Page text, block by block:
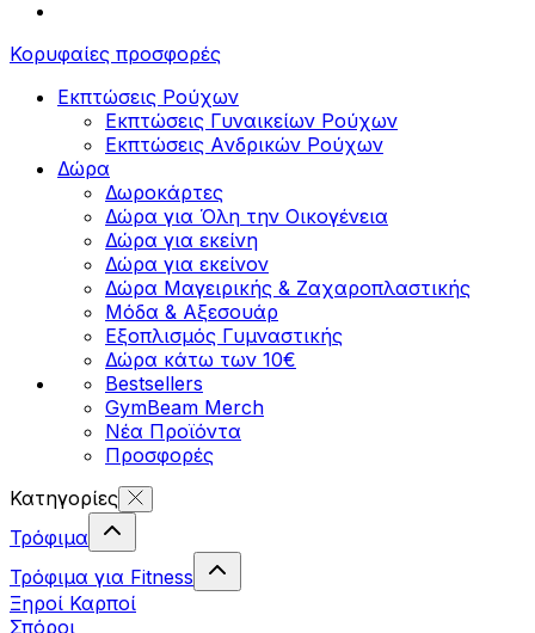
Κορυφαίες προσφορές
Εκπτώσεις Ρούχων
Εκπτώσεις Γυναικείων Ρούχων
Εκπτώσεις Aνδρικών Ρούχων
Δώρα
Δωροκάρτες
Δώρα για Όλη την Οικογένεια
Δώρα για εκείνη
Δώρα για εκείνον
Δώρα Μαγειρικής & Ζαχαροπλαστικής
Μόδα & Αξεσουάρ
Εξοπλισμός Γυμναστικής
Δώρα κάτω των 10€
Bestsellers
GymBeam Merch
Νέα Προϊόντα
Προσφορές
Κατηγορίες
Τρόφιμα
Τρόφιμα για Fitness
Ξηροί Καρποί
Σπόροι